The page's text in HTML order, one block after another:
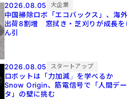
2026.08.05
大企業
中国掃除ロボ「エコバックス」、海
出荷8割増 窓拭き・芝刈りが成長を
ん引
2026.08.05 スタートアップ
ロボットは「力加減」を学べるか
Snow Origin、筋電信号で「人間デー
タ」の壁に挑む